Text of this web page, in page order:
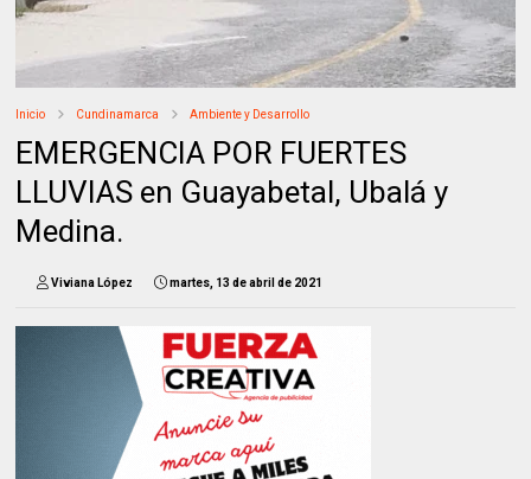
Inicio Cundinamarca Ambiente y Desarrollo
EMERGENCIA POR FUERTES
LLUVIAS en Guayabetal, Ubalá y
Medina.
Viviana López martes, 13 de abril de 2021